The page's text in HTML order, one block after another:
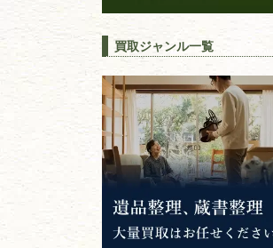
買取ジャンル一覧
江戸時代の書物
唐本・漢籍・
中国書物・朝鮮本
錦絵・浮世絵・版画・刷
専門書・ 学術書
哲学書・思想書